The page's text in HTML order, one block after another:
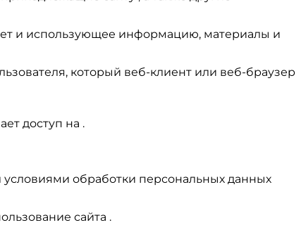
и использующее информацию, материалы и
который веб-клиент или веб-браузер
доступ на .
условиями обработки персональных данных
сайта .